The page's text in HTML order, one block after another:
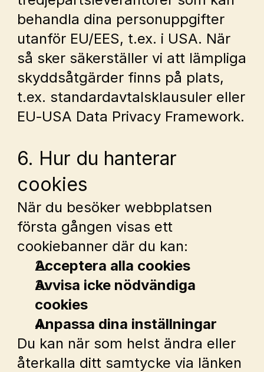
behandla dina personuppgifter
utanför EU/EES, t.ex. i USA. När
så sker säkerställer vi att lämpliga
skyddsåtgärder finns på plats,
t.ex. standardavtalsklausuler eller
EU‑USA Data Privacy Framework.
6. Hur du hanterar
cookies
När du besöker webbplatsen
första gången visas ett
cookiebanner där du kan:
Acceptera alla cookies
Avvisa icke nödvändiga
cookies
Anpassa dina inställningar
Du kan när som helst ändra eller
återkalla ditt samtycke via länken